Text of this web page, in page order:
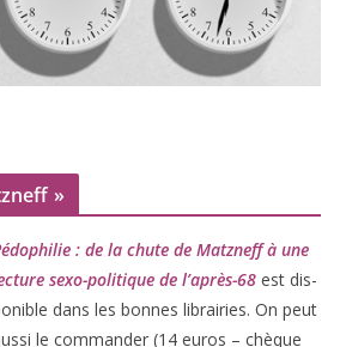
»
: de la chute de Matzneff à une
sexo-poli­tique de l’après-68 est dis­
dans les bonnes librai­ries. On peut
le com­man­der (14 euros – chèque